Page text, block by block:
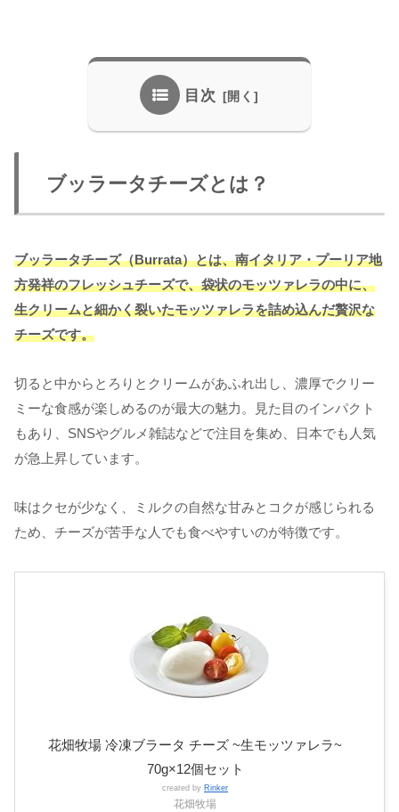
目次
ブッラータチーズとは？
ブッラータチーズ（Burrata）とは、南イタリア・プーリア地
方発祥のフレッシュチーズで、袋状のモッツァレラの中に、
生クリームと細かく裂いたモッツァレラを詰め込んだ贅沢な
チーズです。
切ると中からとろりとクリームがあふれ出し、濃厚でクリー
ミーな食感が楽しめるのが最大の魅力。見た目のインパクト
もあり、SNSやグルメ雑誌などで注目を集め、日本でも人気
が急上昇しています。
味はクセが少なく、ミルクの自然な甘みとコクが感じられる
ため、チーズが苦手な人でも食べやすいのが特徴です。
花畑牧場 冷凍ブラータ チーズ ~生モッツァレラ~
70g×12個セット
created by Rinker
花畑牧場